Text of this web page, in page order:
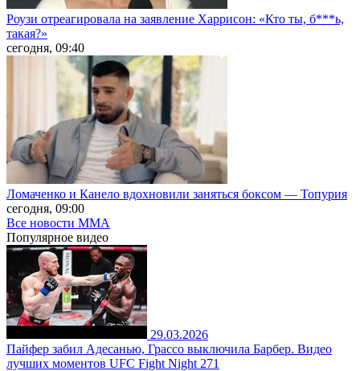
Роузи отреагировала на заявление Харрисон: «Кто ты, б***ь,
такая?»
сегодня, 09:40
Ломаченко и Канело вдохновили заняться боксом — Топурия
сегодня, 09:00
Все новости MMA
Популярное видео
29.03.2026
Пайфер забил Адесанью, Грассо выключила Барбер. Видео
лучших моментов UFC Fight Night 271